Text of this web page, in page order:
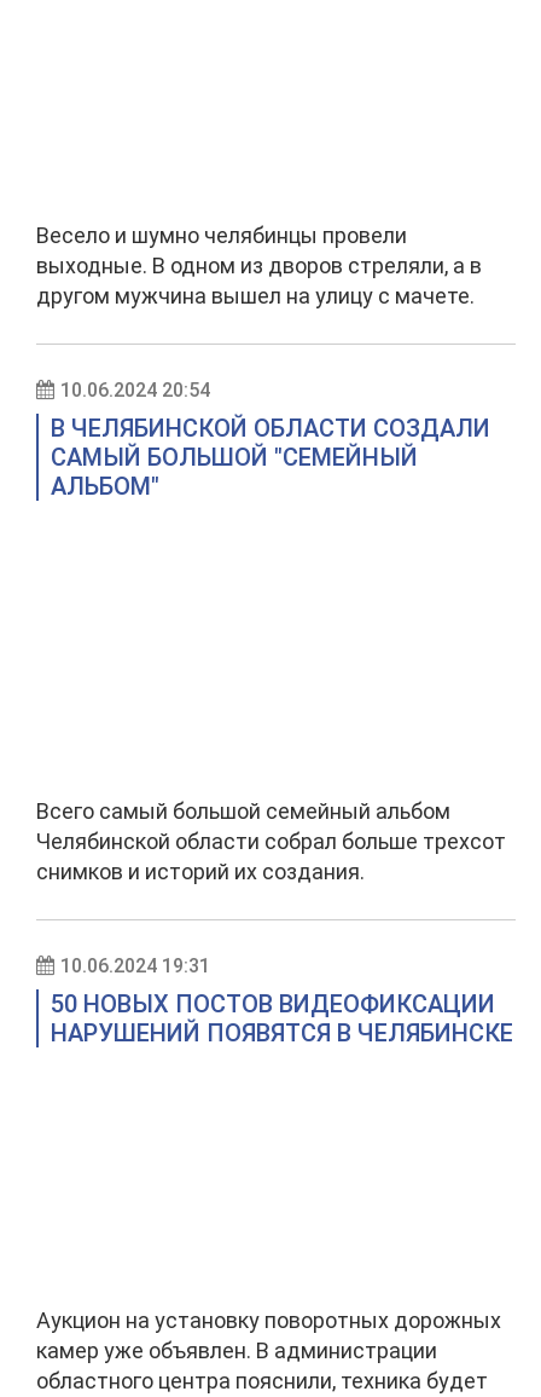
Весело и шумно челябинцы провели
выходные. В одном из дворов стреляли, а в
другом мужчина вышел на улицу с мачете.
10.06.2024 20:54
В ЧЕЛЯБИНСКОЙ ОБЛАСТИ СОЗДАЛИ
САМЫЙ БОЛЬШОЙ "СЕМЕЙНЫЙ
АЛЬБОМ"
Всего самый большой семейный альбом
Челябинской области собрал больше трехсот
снимков и историй их создания.
10.06.2024 19:31
50 НОВЫХ ПОСТОВ ВИДЕОФИКСАЦИИ
НАРУШЕНИЙ ПОЯВЯТСЯ В ЧЕЛЯБИНСКЕ
Аукцион на установку поворотных дорожных
камер уже объявлен. В администрации
областного центра пояснили, техника будет